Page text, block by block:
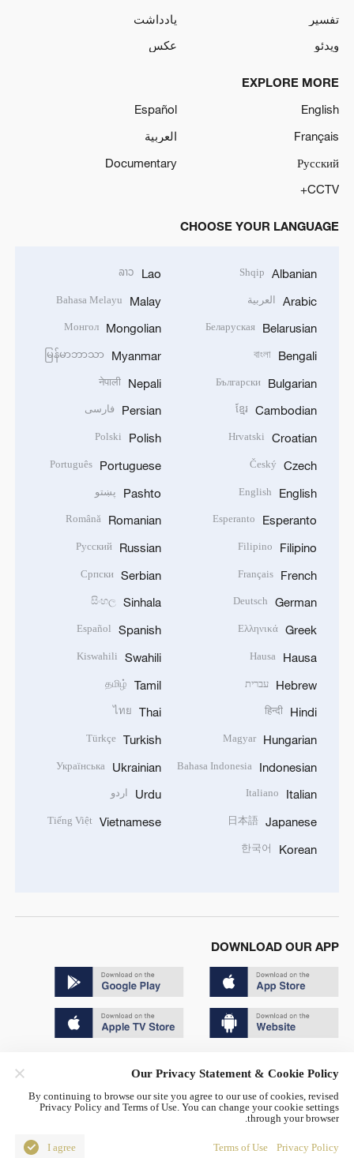
تفسیر
یادداشت
ویدئو
عکس
EXPLORE MORE
English
Español
Français
العربية
Русский
Documentary
CCTV+
CHOOSE YOUR LANGUAGE
Albanian
Shqip
Arabic العربية
Belarusian
Беларуская
Bengali
বাংলা
Bulgarian
Български
Cambodian
ខ្មែរ
Croatian
Hrvatski
Czech
Český
English
English
Esperanto
Esperanto
Filipino
Filipino
French
Français
German
Deutsch
Greek
Ελληνικά
Hausa
Hausa
Hebrew עברית
Hindi
हिन्दी
Hungarian
Magyar
Indonesian
Bahasa Indonesia
Italian
Italiano
Japanese
日本語
Korean
한국어
Lao
ລາວ
Malay
Bahasa Melayu
Mongolian
Монгол
Myanmar
မြန်မာဘာသာ
Nepali
नेपाली
Persian فارسی
Polish
Polski
Portuguese
Português
Pashto پښتو
Romanian
Română
Russian
Русский
Serbian
Српски
Sinhala
සිංහල
Spanish
Español
Swahili
Kiswahili
Tamil
தமிழ்
Thai
ไทย
Turkish
Türkçe
Ukrainian
Українська
Urdu اردو
Vietnamese
Tiếng Việt
DOWNLOAD OUR APP
京公网安备 11010502050052号
Disinformation report hotline: 010-85061466
Our Privacy Statement & Cookie Policy
By continuing to browse our site you agree to our use of cookies, revised
Privacy Policy and Terms of Use. You can change your cookie settings
through your browser.
Privacy Policy
Terms of Use
I agree